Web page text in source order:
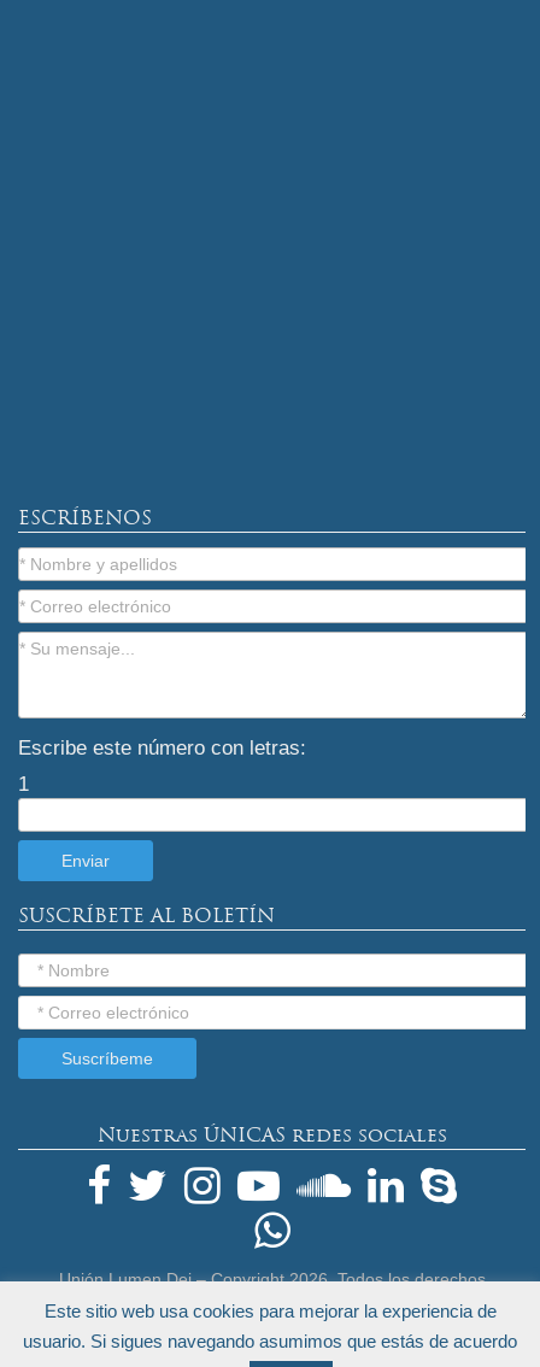
ESCRÍBENOS
Escribe este número con letras:
1
SUSCRÍBETE AL BOLETÍN
Nuestras ÚNICAS redes sociales
Unión Lumen Dei – Copyright2026. Todos los derechos
reservados.
Términos Legales y Política de Privacidad
Endeos.com
Este sitio web usa cookies para mejorar la experiencia de
usuario. Si sigues navegando asumimos que estás de acuerdo